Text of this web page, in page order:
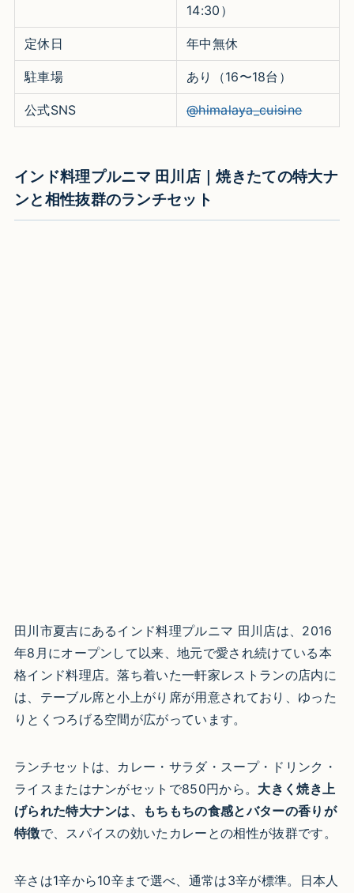
14:30）​
定休日 年中無休​
駐車場 あり（16〜18台）​
公式SNS @himalaya_cuisine​
インド料理プルニマ 田川店｜焼きたての特大ナ
ンと相性抜群のランチセット
田川市夏吉にあるインド料理プルニマ 田川店は、2016
年8月にオープンして以来、地元で愛され続けている本
格インド料理店。落ち着いた一軒家レストランの店内に
は、テーブル席と小上がり席が用意されており、ゆった
りとくつろげる空間が広がっています。​
ランチセットは、カレー・サラダ・スープ・ドリンク・
ライスまたはナンがセットで850円から。 大きく焼き上
げられた特大ナンは、もちもちの食感とバターの香りが
特徴で、スパイスの効いたカレーとの相性が抜群です。
辛さは1辛から10辛まで選べ、通常は3辛が標準。日本人